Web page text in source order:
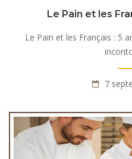
Le Pain et les
Le Pain et les Français : 5
7